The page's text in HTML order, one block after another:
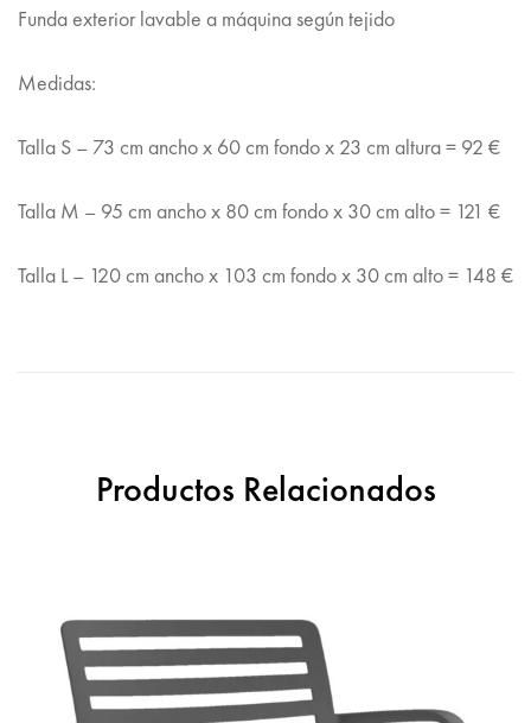
Funda exterior lavable a máquina según tejido
Medidas:
Talla S – 73 cm ancho x 60 cm fondo x 23 cm altura = 92 €
Talla M – 95 cm ancho x 80 cm fondo x 30 cm alto = 121 €
Talla L – 120 cm ancho x 103 cm fondo x 30 cm alto = 148 €
Productos Relacionados